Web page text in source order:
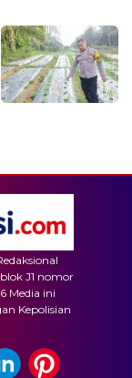
J1 nomor
Media ini
Kepolisian